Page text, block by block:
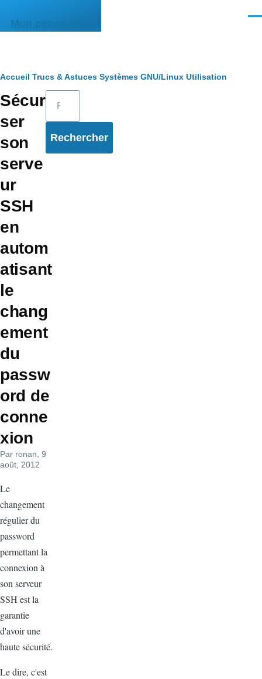
Mon pense-bête
Fil
d'Ariane
Accueil Trucs & Astuces Systèmes GNU/Linux Utilisation
Sécuri
ser
son
serve
ur
SSH
en
autom
atisant
le
chang
ement
du
passw
ord de
conne
xion
Par ronan , 9
août, 2012
Le
changement
régulier du
password
permettant la
connexion à
son serveur
SSH est la
garantie
d'avoir une
haute sécurité.
Le dire, c'est
Rechercher